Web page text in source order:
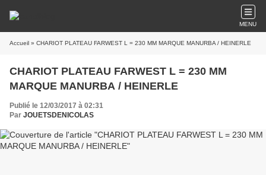
MENU
Accueil » CHARIOT PLATEAU FARWEST L = 230 MM MARQUE MANURBA / HEINERLE
CHARIOT PLATEAU FARWEST L = 230 MM
MARQUE MANURBA / HEINERLE
Publié le 12/03/2017 à 02:31
Par JOUETSDENICOLAS